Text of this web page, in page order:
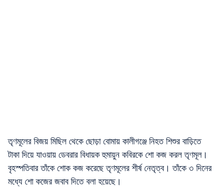
তৃণমূলের বিজয় মিছিল থেকে ছোড়া বোমায় কালীগঞ্জে নিহত শিশুর বাড়িতে
টাকা দিয়ে যাওয়ায় ডেবরার বিধায়ক হুমায়ুন কবিরকে শো কজ করল তৃণমূল।
বৃহস্পতিবার তাঁকে শোক কজ করেছে তৃণমূলের শীর্ষ নেতৃত্ব। তাঁকে ৩ দিনের
মধ্যে শো কজের জবাব দিতে বলা হয়েছে।